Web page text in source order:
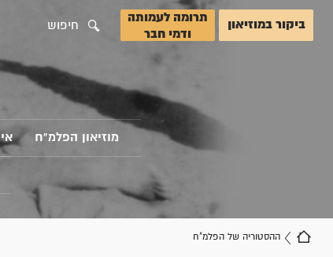
ביקור במוזיאון
תרומה לעמותה
ודמי חבר
חיפוש
מוזיאון הפלמ"ח
ההסטוריה של הפלמ"ח